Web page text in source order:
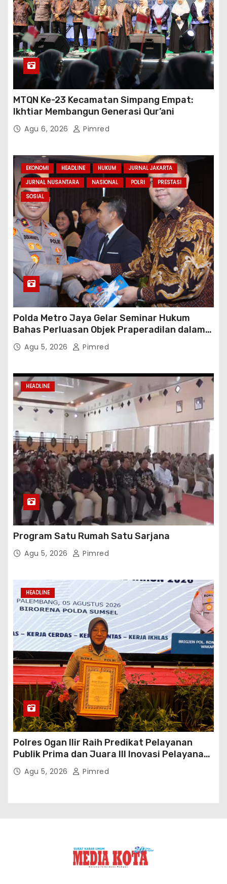
JURNAL NUSANTARA
NASIONAL POLRI
PRESTASI
SOSIAL
KUHAP Baru
Agu 5, 2026 Pimred
HEADLINE
Agu 5, 2026 Pimred
HEADLINE
Publik Tingkat Polda Sumsel
Agu 5, 2026
Proudly powered by WordPress|Theme: Newses by
Themeansar.
Kode Etik